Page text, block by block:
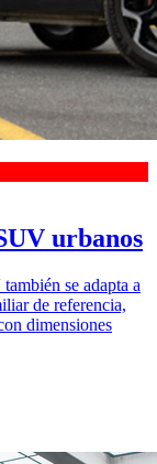
urbanos
se adapta a
de referencia,
dimensiones